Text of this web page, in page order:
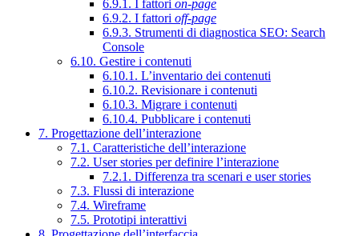
6.9.1. I fattori on-page
6.9.2. I fattori off-page
6.9.3. Strumenti di diagnostica SEO: Search
Console
6.10. Gestire i contenuti
6.10.1. L’inventario dei contenuti
6.10.2. Revisionare i contenuti
6.10.3. Migrare i contenuti
6.10.4. Pubblicare i contenuti
7. Progettazione dell’interazione
7.1. Caratteristiche dell’interazione
7.2. User stories per definire l’interazione
7.2.1. Differenza tra scenari e user stories
7.3. Flussi di interazione
7.4. Wireframe
7.5. Prototipi interattivi